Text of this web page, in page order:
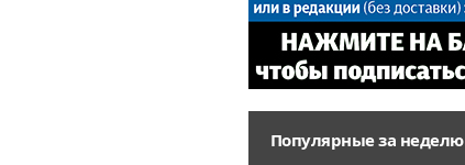
Популярные за неделю